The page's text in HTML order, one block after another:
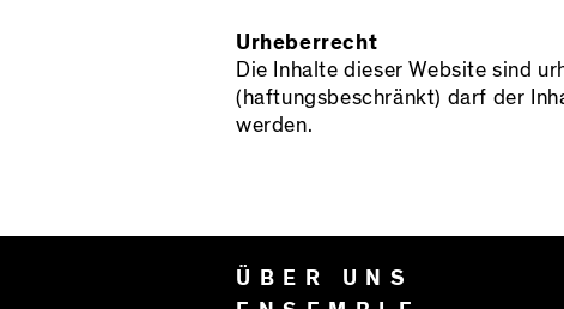
Urheberrecht
Die Inhalte dieser Website sind
(haftungsbeschränkt) darf der
werden.
ÜBER UNS